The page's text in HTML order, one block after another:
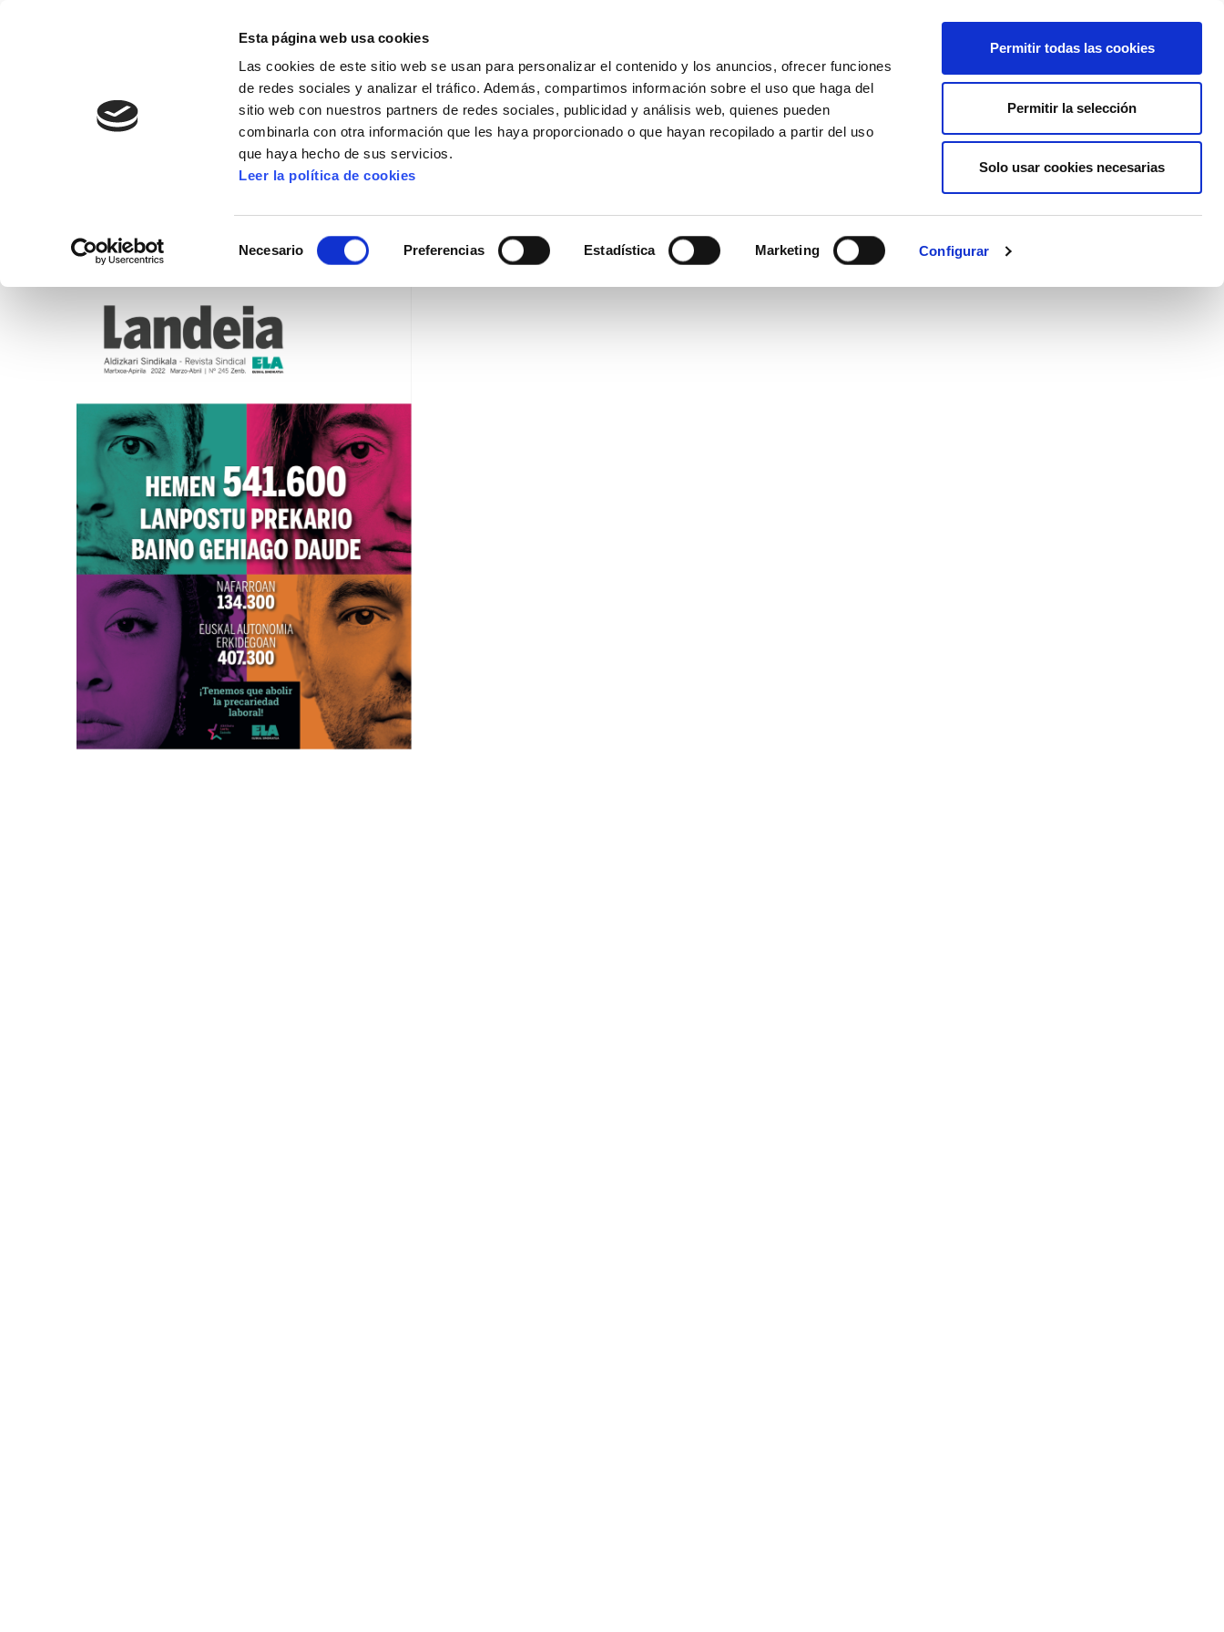
Esta página web usa cookies
Las cookies de este sitio web se usan para personalizar el contenido y los anuncios, ofrecer funciones
de redes sociales y analizar el tráfico. Además, compartimos información sobre el uso que haga del
sitio web con nuestros partners de redes sociales, publicidad y análisis web, quienes pueden
combinarla con otra información que les haya proporcionado o que hayan recopilado a partir del uso
que haya hecho de sus servicios.
Leer la política de cookies
Necesario Preferencias Estadística Marketing Configurar
Permitir todas las cookies
Permitir la selección
Solo usar cookies necesarias
AFÍLIATE
MANU ROBLES-ARANGIZ FUNDAZIOA BIDELAGUN FUNDAZIOA
Landeia 245